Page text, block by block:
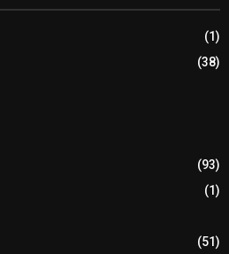
(1)
(38)
(93)
(1)
(51)